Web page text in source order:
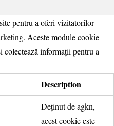
pentru a oferi vizitatorilor
Aceste module cookie
informații pentru a
Description
Deținut de agkn,
acest cookie este